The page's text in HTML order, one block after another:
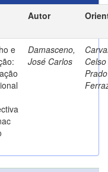
Autor
e
Damasceno,
José Carlos
Prado